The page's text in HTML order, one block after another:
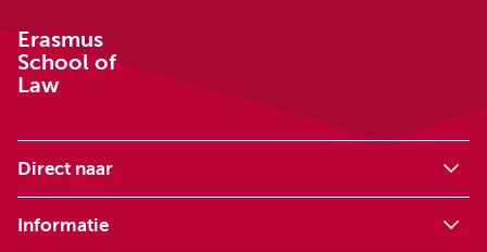
Erasmus
School of
Law
Direct naar
Informatie